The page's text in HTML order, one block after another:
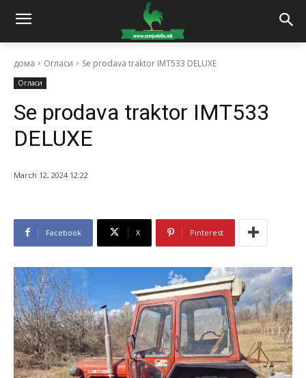
дома Огласи Se prodava traktor IMT533 DELUXE
Огласи
Se prodava traktor IMT533
DELUXE
March 12, 2024 12:22
Facebook X Pinterest